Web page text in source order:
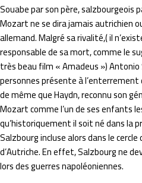
Souabe par son père, salzbourgeois
Mozart ne se dira jamais autrichien
allemand. Malgré sa rivalité,( il
responsable de sa mort, comme le
très beau film « Amadeus ») Antonio
personnes présente à
de même que Haydn, reconnu son
Mozart comme l’un de ses enfants
qu’historiquement il soit né dans la
Salzbourg incluse alors dans le
d’Autriche. En effet, Salzbourg ne
lors des guerres napoléoniennes.